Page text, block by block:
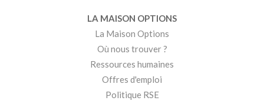
LA MAISON OPTIONS
La Maison Options
Où nous trouver ?
Ressources humaines
Offres d'emploi
Politique RSE